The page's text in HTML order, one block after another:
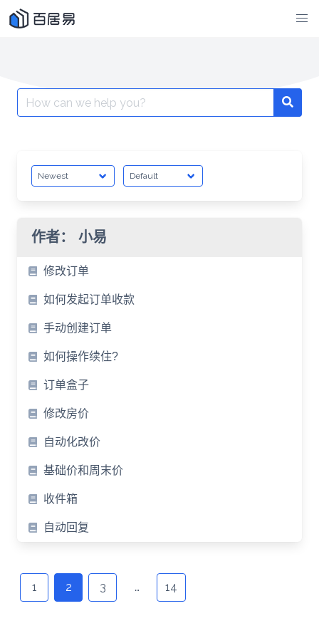
Search
for:
作者： 小易
修改订单
如何发起订单收款
手动创建订单
如何操作续住?
订单盒子
修改房价
自动化改价
基础价和周末价
收件箱
自动回复
navigation
1 2 3 … 14